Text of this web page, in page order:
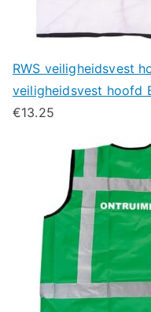
RWS veiligheidsvest
veiligheidsvest hoofd
€13.25